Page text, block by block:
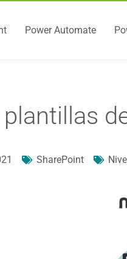
Power Automate
SharePoint